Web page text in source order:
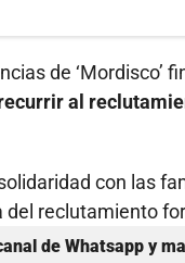
de
al
con las
reclutamiento
de Whatsapp y